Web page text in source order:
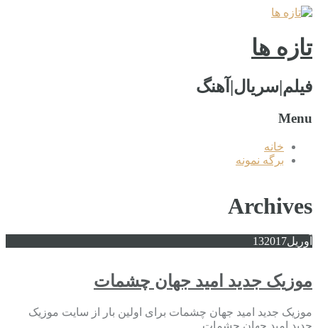
تازه ها
فیلم|سریال|آهنگ
Menu
خانه
برگه نمونه
Archives
آوریل 132017
موزیک جدید امید جهان چشمات
موزیک جدید امید جهان چشمات برای اولین بار از سایت موزیک